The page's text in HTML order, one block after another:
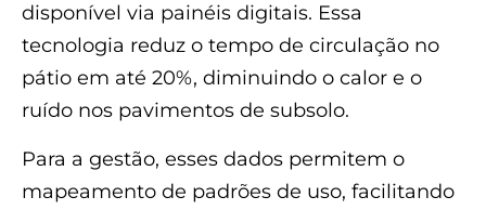
disponível via painéis digitais. Essa
tecnologia reduz o tempo de circulação no
pátio em até 20%, diminuindo o calor e o
ruído nos pavimentos de subsolo.
Para a gestão, esses dados permitem o
mapeamento de padrões de uso, facilitando